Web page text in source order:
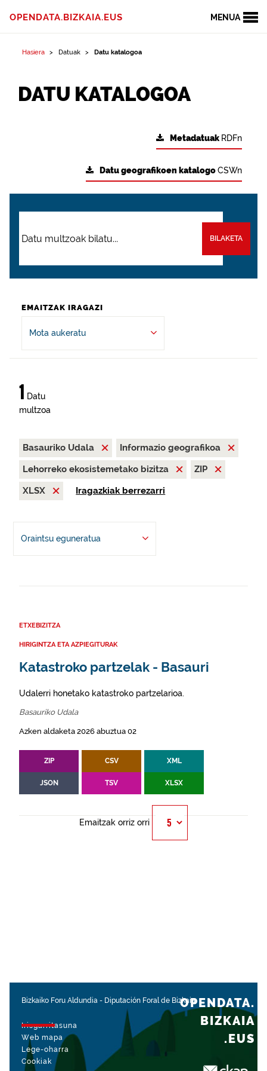
MENUA
OPENDATA.BIZKAIA.EUS
Hasiera Datuak Datu katalogoa
DATU KATALOGOA
Metadatuak RDFn
Datu geografikoen katalogoCSWn
BILAKETA
EMAITZAK IRAGAZI
Mota aukeratu
1 Datu
multzoa
Basauriko Udala
Informazio geografikoa
Lehorreko ekosistemetako bizitza
ZIP
XLSX
Iragazkiak berrezarri
Oraintsu eguneratua
ETXEBIZITZA
HIRIGINTZA ETA AZPIEGITURAK
Katastroko partzelak - Basauri
Udalerri honetako katastroko partzelarioa.
Basauriko Udala
Azken aldaketa 2026 abuztua 02
ZIP CSV XML
JSON TSV XLSX
Emaitzak orriz orri
Bizkaiko Foru Aldundia - Diputación Foral de Bizkaia
Irisgarritasuna
Web mapa
Lege-oharra
Cookiak
OPENDATA.
BIZKAIA
.EUS